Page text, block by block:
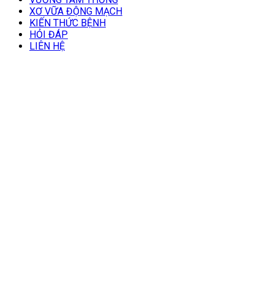
XƠ VỮA ĐỘNG MẠCH
KIẾN THỨC BỆNH
HỎI ĐÁP
LIÊN HỆ